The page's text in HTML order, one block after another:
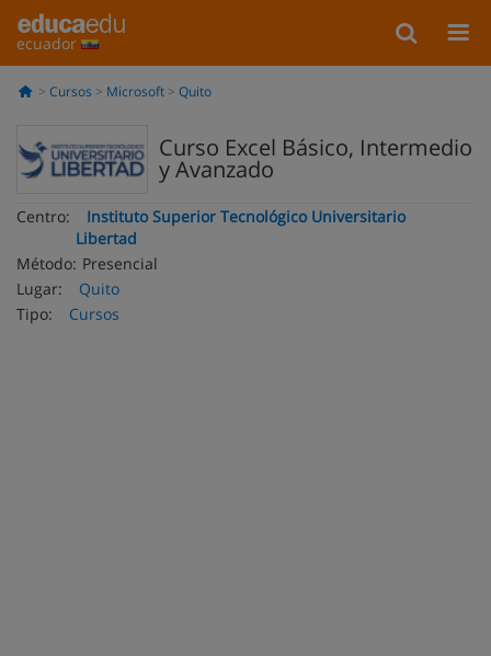
ecuador
Cursos Microsoft Quito
Curso Excel Básico, Intermedio
y Avanzado
Centro:
Instituto Superior Tecnológico Universitario
Libertad
Método: Presencial
Lugar:
Quito
Tipo:
Cursos